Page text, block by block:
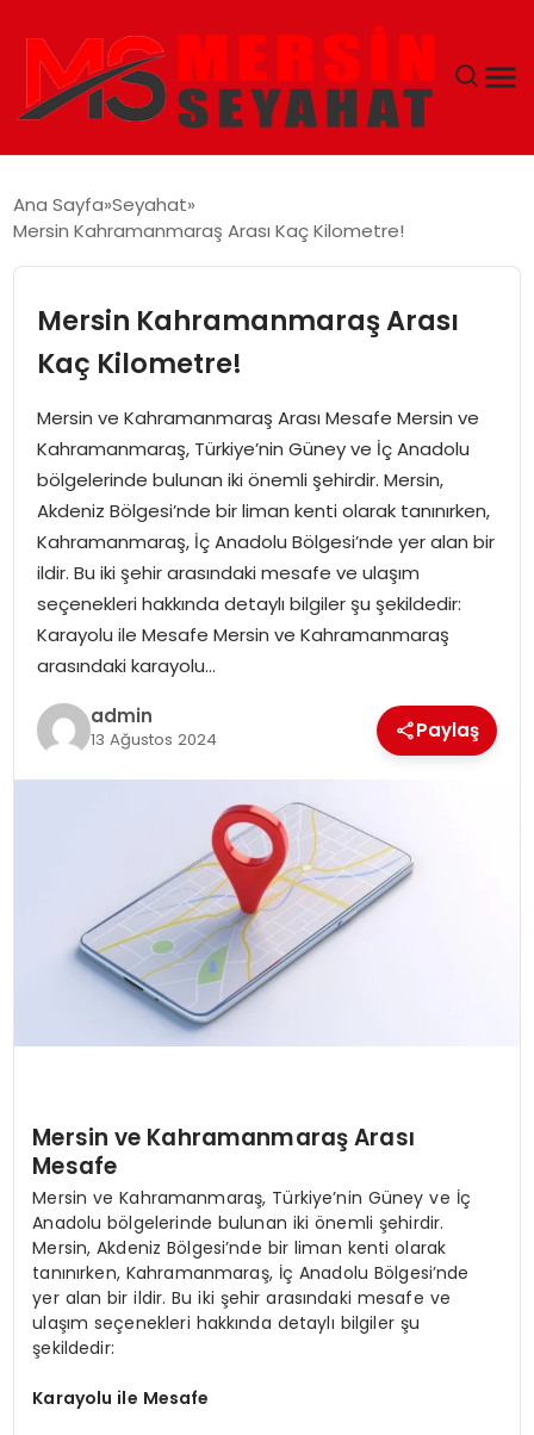
EĞITIM
TEKNOLOJI
GÜNCEL
Ana Sayfa Seyahat
Mersin Kahramanmaraş Arası Kaç Kilometre!
Mersin Kahramanmaraş Arası
Kaç Kilometre!
Mersin ve Kahramanmaraş Arası Mesafe Mersin ve
Kahramanmaraş, Türkiye’nin Güney ve İç Anadolu
bölgelerinde bulunan iki önemli şehirdir. Mersin,
Akdeniz Bölgesi’nde bir liman kenti olarak tanınırken,
Kahramanmaraş, İç Anadolu Bölgesi’nde yer alan bir
ildir. Bu iki şehir arasındaki mesafe ve ulaşım
seçenekleri hakkında detaylı bilgiler şu şekildedir:
Karayolu ile Mesafe Mersin ve Kahramanmaraş
arasındaki karayolu…
admin
13 Ağustos 2024 Paylaş
Mersin ve Kahramanmaraş Arası
Mesafe
Mersin ve Kahramanmaraş, Türkiye’nin Güney ve İç
Anadolu bölgelerinde bulunan iki önemli şehirdir.
Mersin, Akdeniz Bölgesi’nde bir liman kenti olarak
tanınırken, Kahramanmaraş, İç Anadolu Bölgesi’nde
yer alan bir ildir. Bu iki şehir arasındaki mesafe ve
ulaşım seçenekleri hakkında detaylı bilgiler şu
şekildedir:
Karayolu ile Mesafe